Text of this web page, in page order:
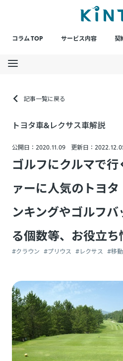
コラム TOP サービス内容 契
記事一覧に戻る
トヨタ車&レクサス車解説
公開日：2020.11.09 更新日：
ゴルフにクルマで
ァーに人気のトヨ
ンキングやゴルフ
る個数等、お役立
#クラウン #プリウス #レクサス #移